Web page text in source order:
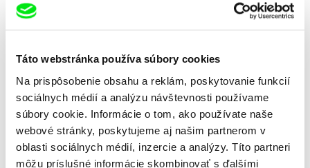
Táto webstránka používa súbory cookies
Na prispôsobenie obsahu a reklám, poskytovanie funkcií
sociálnych médií a analýzu návštevnosti používame
súbory cookie. Informácie o tom, ako používate naše
webové stránky, poskytujeme aj našim partnerom v
oblasti sociálnych médií, inzercie a analýzy. Títo partneri
môžu príslušné informácie skombinovať s ďalšími
Pavol Sýkora Korniy Gricyuk